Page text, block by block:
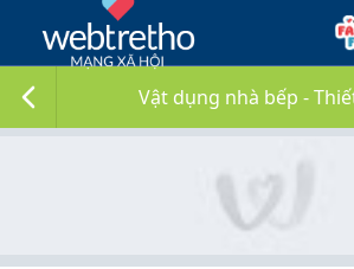
Vật dụng nhà bếp -